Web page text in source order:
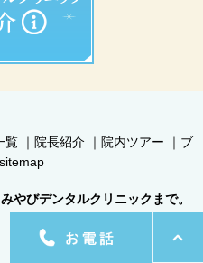
覧 ｜ 院長紹介 ｜ 院内ツアー ｜ ブ
sitemap
やびデンタルクリニックまで。